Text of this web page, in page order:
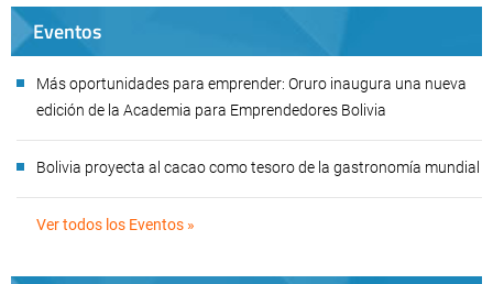
Eventos
Más oportunidades para emprender: Oruro inaugura una nueva
edición de la Academia para Emprendedores Bolivia
Bolivia proyecta al cacao como tesoro de la gastronomía mundial
Ver todos los Eventos »